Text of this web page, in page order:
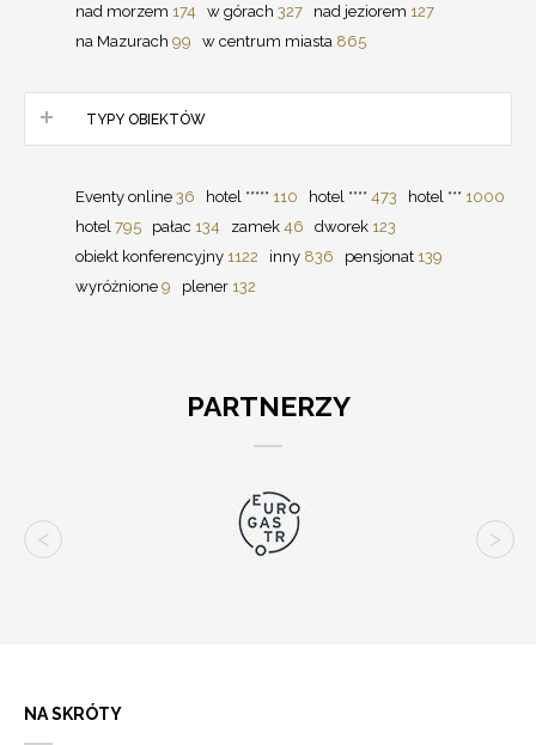
nad morzem 174 w górach 327 nad jeziorem 127
na Mazurach 99 w centrum miasta 865
TYPY OBIEKTÓW
Eventy online 36 hotel ***** 110 hotel **** 473 hotel *** 1000
hotel 795 pałac 134 zamek 46 dworek 123
obiekt konferencyjny 1122 inny 836 pensjonat 139
wyróżnione 9 plener 132
PARTNERZY
NA SKRÓTY